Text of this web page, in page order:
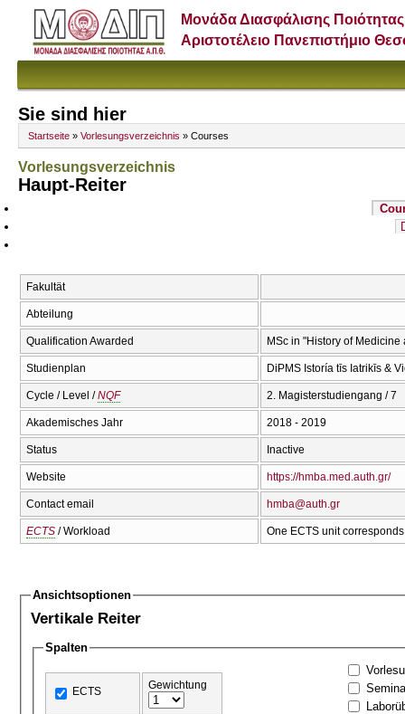
Μονάδα Διασφάλισης Ποιότητας
Αριστοτέλειο Πανεπιστήμιο
Sie sind hier
Startseite » Vorlesungsverzeichnis » Courses
Vorlesungsverzeichnis
Haupt-Reiter
Fakultät
Abteilung
Qualification Awarded MSc in "History of
Studienplan DiPMS Istoría tīs Iatrikīs &
Cycle / Level /NQF 2. Magisterstudiengang / 7
Akademisches Jahr 2018 - 2019
Status Inactive
Website https://hmba.med.auth.gr/
Contact email hmba@auth.gr
ECTS / Workload One ECTS unit
Ansichtsoptionen
Vertikale Reiter
Spalten
ECTS Gewichtung